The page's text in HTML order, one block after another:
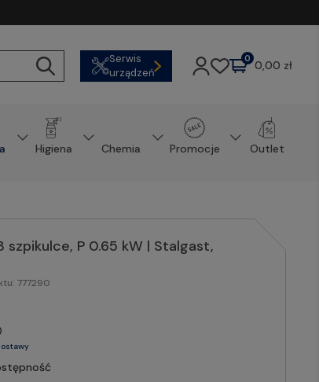
Serwis
urządzeń
0,00 zł
0
Higiena Chemia Promocje Outlet
P 0.65 kW | Stalgast,
777290